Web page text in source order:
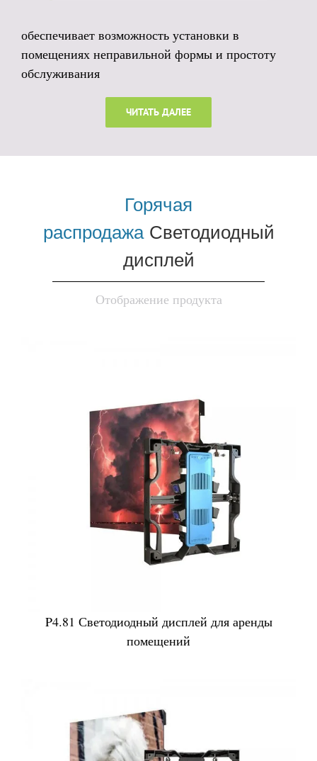
обеспечивает возможность установки в
помещениях неправильной формы и простоту
обслуживания
ЧИТАТЬ ДАЛЕЕ
Горячая
распродажаСветодиодный
дисплей
Отображение продукта
P4.81 Светодиодный дисплей для аренды
помещений